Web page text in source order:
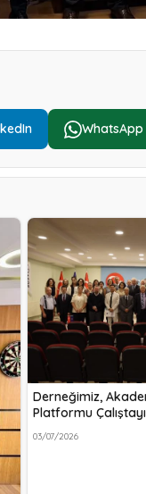
WhatsApp
Derneğimiz,
Platformu
03/07/2026